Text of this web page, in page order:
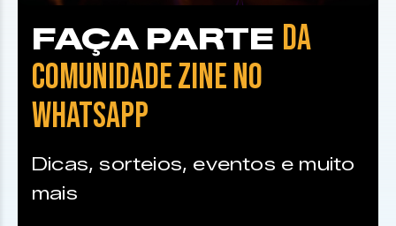
FAÇA PARTE DA
COMUNIDADE ZINE NO
WHATSAPP
Dicas, sorteios, eventos e muito
mais